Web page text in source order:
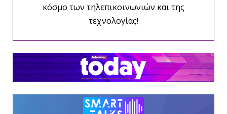
κόσμο των τηλεπικοινωνιών και της
τεχνολογίας!